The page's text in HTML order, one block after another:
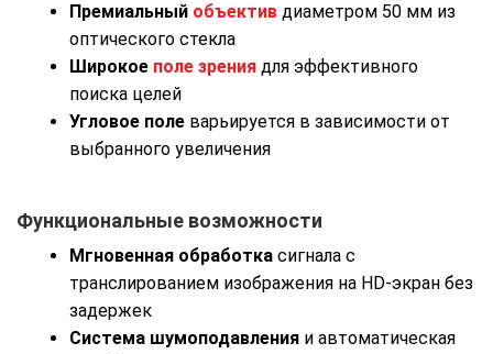
Премиальный объектив диаметром 50 мм из
оптического стекла
Широкое поле зрения для эффективного
поиска целей
Угловое поле варьируется в зависимости от
выбранного увеличения
Функциональные возможности
Мгновенная обработка сигнала с
транслированием изображения на HD-экран без
задержек
Система шумоподавления и автоматическая